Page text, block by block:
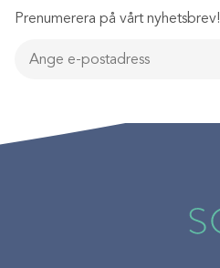
Prenumerera på vårt nyhetsbrev!